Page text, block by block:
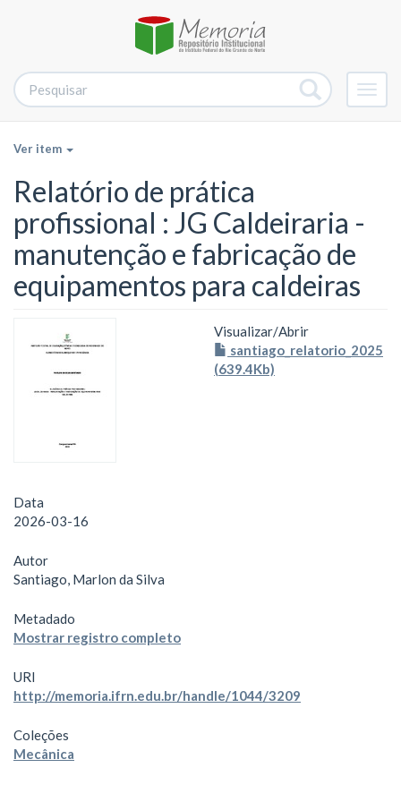
Ver item
Relatório de prática
profissional : JG Caldeiraria -
manutenção e fabricação de
equipamentos para caldeiras
Visualizar/Abrir
santiago_relatorio_2025
(639.4Kb)
Data
2026-03-16
Autor
Santiago, Marlon da Silva
Metadado
Mostrar registro completo
URI
http://memoria.ifrn.edu.br/handle/1044/3209
Coleções
Mecânica